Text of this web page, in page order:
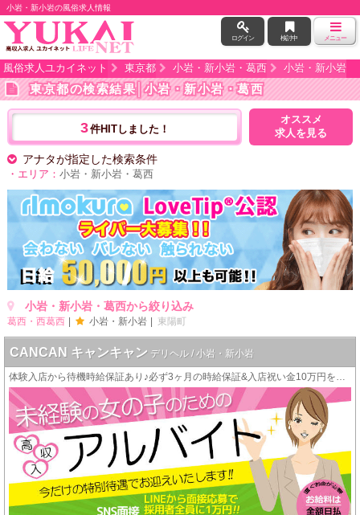
小岩・新小岩の風俗求人情報
ログイン 検討中 メニュー
風俗求人ユカイネット 東京都 小岩・新小岩・葛西 小岩・新小岩
東京都の検索結果│小岩・新小岩・葛西
3件HITしました！
オススメ
求人を見る
アナタが指定した検索条件
・エリア： 小岩・新小岩・葛西
小岩・新小岩・葛西から絞り込み
葛西・西葛西 小岩・新小岩 東陽町
CANCAN キャンキャン デリヘル / 小岩・新小岩